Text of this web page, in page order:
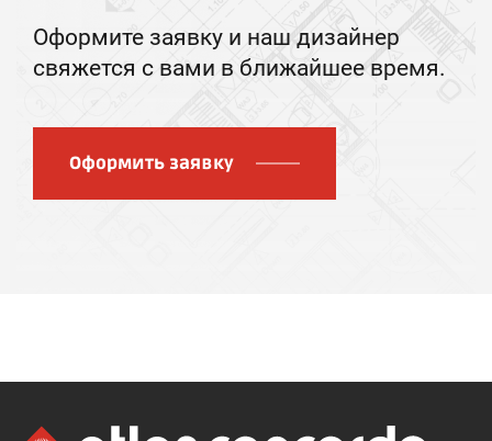
Оформите заявку и наш дизайнер
свяжется с вами в ближайшее время.
Оформить заявку